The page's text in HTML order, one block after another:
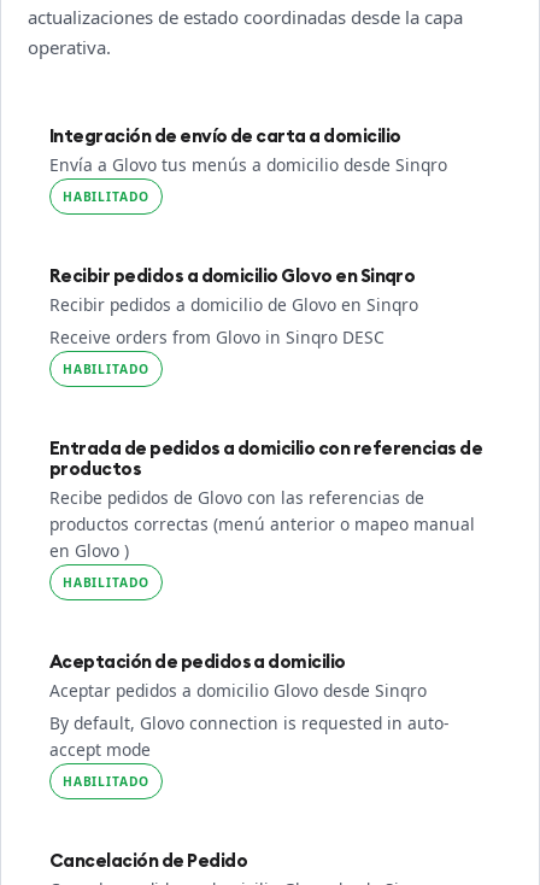
actualizaciones de estado coordinadas desde la capa
operativa.
Integración de envío de carta a domicilio
Envía a Glovo tus menús a domicilio desde Sinqro
HABILITADO
Recibir pedidos a domicilio Glovo en Sinqro
Recibir pedidos a domicilio de Glovo en Sinqro
Receive orders from Glovo in Sinqro DESC
HABILITADO
Entrada de pedidos a domicilio con referencias de
productos
Recibe pedidos de Glovo con las referencias de
productos correctas (menú anterior o mapeo manual
en Glovo )
HABILITADO
Aceptación de pedidos a domicilio
Aceptar pedidos a domicilio Glovo desde Sinqro
By default, Glovo connection is requested in auto-
accept mode
HABILITADO
Cancelación de Pedido